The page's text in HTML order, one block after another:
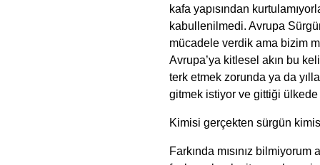
kafa yapısından
kabullenilmedi. Avrupa
mücadele verdik ama bizim
Avrupa’ya kitlesel akın bu
terk etmek zorunda ya da
gitmek istiyor ve gittiği
Kimisi gerçekten sürgün
Farkında mısınız